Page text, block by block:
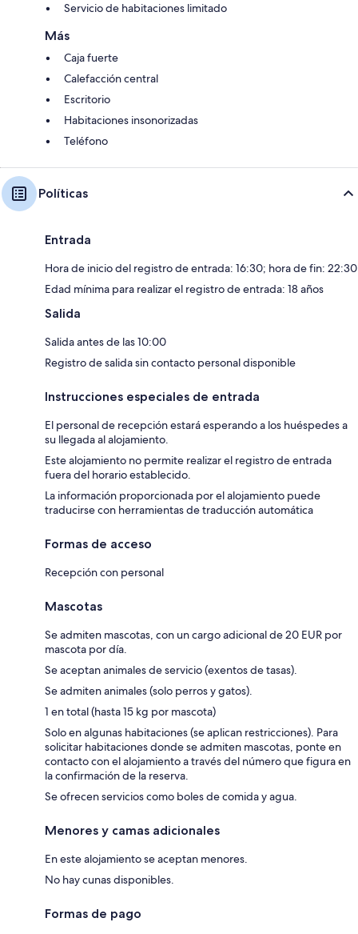
Servicio de habitaciones limitado
Más
Caja fuerte
Calefacción central
Escritorio
Habitaciones insonorizadas
Teléfono
Políticas
Entrada
Hora de inicio del registro de entrada: 16:30; hora de fin: 22:30
Edad mínima para realizar el registro de entrada: 18 años
Salida
Salida antes de las 10:00
Registro de salida sin contacto personal disponible
Instrucciones especiales de entrada
El personal de recepción estará esperando a los huéspedes a
su llegada al alojamiento.
Este alojamiento no permite realizar el registro de entrada
fuera del horario establecido.
La información proporcionada por el alojamiento puede
traducirse con herramientas de traducción automática
Formas de acceso
Recepción con personal
Mascotas
Se admiten mascotas, con un cargo adicional de 20 EUR por
mascota por día.
Se aceptan animales de servicio (exentos de tasas).
Se admiten animales (solo perros y gatos).
1 en total (hasta 15 kg por mascota)
Solo en algunas habitaciones (se aplican restricciones). Para
solicitar habitaciones donde se admiten mascotas, ponte en
contacto con el alojamiento a través del número que figura en
la confirmación de la reserva.
Se ofrecen servicios como boles de comida y agua.
Menores y camas adicionales
En este alojamiento se aceptan menores.
No hay cunas disponibles.
Formas de pago